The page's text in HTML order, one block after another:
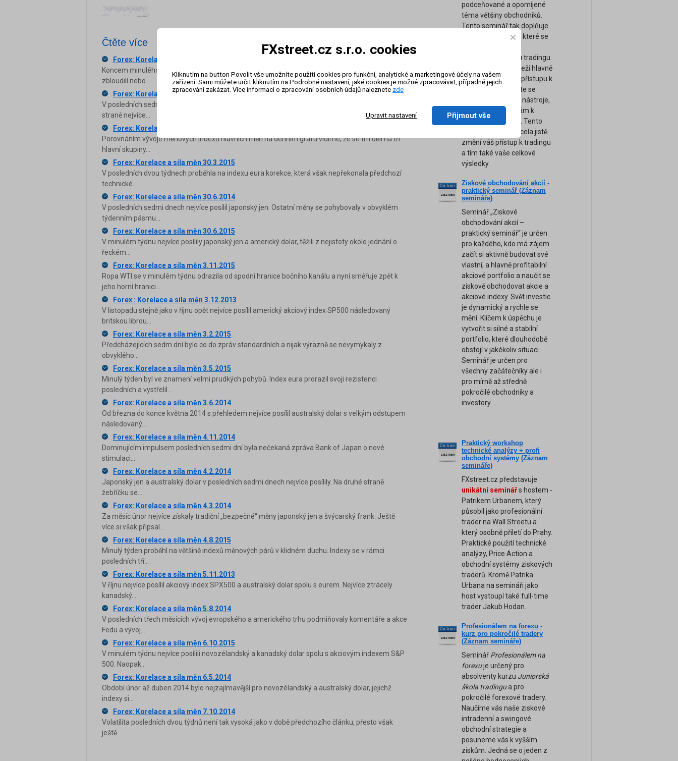
Čtěte více
Forex: Korelace a síla měn 2.9.2014
Koncem minulého týdne jsme se opět dočkali eskalace vývoje na Ukrajině. Žádní, případně
zbloudilí nebo...
Forex: Korelace a síla měn 29.4.2014
V posledních sedmi dnech nejvíce ztrácely australský a novozélandský měnový index. Na druhé
straně nejvíce...
Forex: Korelace a síla měn 29.7.2014
Porovnáním vývoje měnových indexů hlavních měn na denním grafu vidíme, že se trh dělí na tři
hlavní skupiny...
Forex: Korelace a síla měn 30.3.2015
V posledních dvou týdnech proběhla na indexu eura korekce, která však nepřekonala předchozí
technické...
Forex: Korelace a síla měn 30.6.2014
V posledních sedmi dnech nejvíce posílil japonský jen. Ostatní měny se pohybovaly v obvyklém
týdenním pásmu...
Forex: Korelace a síla měn 30.6.2015
V minulém týdnu nejvíce posílily japonský jen a americký dolar, těžili z nejistoty okolo jednání o
řeckém...
Forex: Korelace a síla měn 3.11.2015
Ropa WTI se v minulém týdnu odrazila od spodní hranice bočního kanálu a nyní směřuje zpět k
jeho horní hranici...
Forex : Korelace a síla měn 3.12.2013
V listopadu stejně jako v říjnu opět nejvíce posílil americký akciový index SP500 následovaný
britskou librou...
Forex: Korelace a síla měn 3.2.2015
Předcházejících sedm dní bylo co do zpráv standardních a nijak výrazně se nevymykaly z
obvyklého...
Forex: Korelace a síla měn 3.5.2015
Minulý týden byl ve znamení velmi prudkých pohybů. Index eura prorazil svoji rezistenci
posledních a vystřelil...
Forex: Korelace a síla měn 3.6.2014
Od března do konce května 2014 s přehledem nejvíce posílil australský dolar s velkým odstupem
následovaný...
Forex: Korelace a síla měn 4.11.2014
Dominujícím impulsem posledních sedmi dní byla nečekaná zpráva Bank of Japan o nové
stimulaci...
Forex: Korelace a síla měn 4.2.2014
Japonský jen a australský dolar v posledních sedmi dnech nejvíce posílily. Na druhé straně
žebříčku se...
Forex: Korelace a síla měn 4.3.2014
Za měsíc únor nejvíce získaly tradiční „bezpečné“ měny japonský jen a švýcarský frank. Ještě
více si však připsal...
Forex: Korelace a síla měn 4.8.2015
Minulý týden proběhl na většině indexů měnových párů v klidném duchu. Indexy se v rámci
posledních tří...
Forex: Korelace a síla měn 5.11.2013
V říjnu nejvíce posílil akciový index SPX500 a australský dolar spolu s eurem. Nejvíce ztrácely
kanadský...
Forex: Korelace a síla měn 5.8.2014
V posledních třech měsících vývoj evropského a amerického trhu podmiňovaly komentáře a akce
Fedu a vývoj...
Forex: Korelace a síla měn 6.10.2015
V minulém týdnu nejvíce posílili novozélandský a kanadský dolar spolu s akciovým indexem S&P
500. Naopak...
Forex: Korelace a síla měn 6.5.2014
Období únor až duben 2014 bylo nejzajímavější pro novozélandský a australský dolar, jejichž
indexy si...
Forex: Korelace a síla měn 7.10.2014
Volatilita posledních dvou týdnů není tak vysoká jako v době předchozího článku, přesto však
ještě...
podceňované a opomíjené
téma většiny obchodníků.
Tento seminář tak doplňuje
naše ostatní kurzy, které se
technickou stránku tradingu.
Úspěch tradera záleží hlavně
na jeho psychice a přístupu k
obchodování. Přijďte se
naučit ty nejsilnější nástroje,
tipy a rady, které vám k
úspěchu pomohou. Tento
unikátní seminář zcela jistě
změní váš přístup k tradingu
a tím také vaše celkové
výsledky.
On-line
záznam
Ziskové obchodování akcií -
praktický seminář (Záznam
semináře)
Seminář „Ziskové
obchodování akcií –
praktický seminář“ je určen
pro každého, kdo má zájem
začít si aktivně budovat své
vlastní, a hlavně profitabilní
akciové portfolio a naučit se
ziskově obchodovat akcie a
akciové indexy. Svět investic
je dynamický a rychle se
mění. Klíčem k úspěchu je
vytvořit si silné a stabilní
portfolio, které dlouhodobě
obstojí v jakékoliv situaci.
Seminář je určen pro
všechny začátečníky ale i
pro mírně až středně
pokročilé obchodníky a
investory.
On-line
záznam
Praktický workshop
technické analýzy + profi
obchodní systémy (Záznam
semináře)
FXstreet.cz představuje
unikátní seminářs hostem -
Patrikem Urbanem, který
působil jako profesionální
trader na Wall Streetu a
který osobně přiletí do Prahy.
Praktické použití technické
analýzy, Price Action a
obchodní systémy ziskových
traderů. Kromě Patrika
Urbana na semináři jako
host vystoupí také full-time
trader Jakub Hodan.
On-line
záznam
Profesionálem na forexu -
kurz pro pokročilé tradery
(Záznam semináře)
Seminář Profesionálem na
forexuje určený pro
absolventy kurzu Juniorská
škola tradingua pro
pokročilé forexové tradery.
Naučíme vás naše ziskové
intradenní a swingové
obchodní strategie a
posuneme vás k vyšším
ziskům. Jedná se o jeden z
FXstreet.cz s.r.o. cookies
Kliknutím na button Povolit vše umožníte použití cookies pro funkční, analytické a marketingové účely na vašem
zařízení. Sami můžete určit kliknutím na Podrobné nastavení, jaké cookies je možné zpracovávat, případně jejich
zpracování zakázat. Více informací o zpracování osobních údajů naleznete zde
Upravit nastavení Přijmout vše